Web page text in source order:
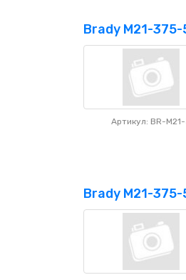
Brady M21-
Артикул: BR-
Brady M21-